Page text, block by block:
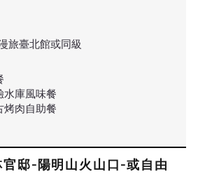
旅臺北館或同級
水庫風味餐
烤肉自助餐
邸-陽明山火山口-或自由